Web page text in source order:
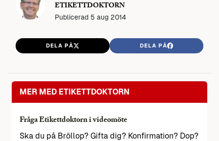
ETIKETTDOKTORN
Publicerad 5 aug 2014
DELA PÅ DELA PÅ
MER MED ETIKETTDOKTORN
Fråga Etikettdoktorn i videomöte
Ska du på Bröllop? Gifta dig? Konfirmation? Dop?